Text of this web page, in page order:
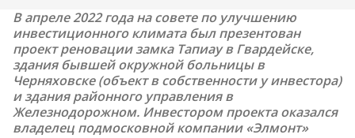
В апреле 2022 года на совете по улучшению
инвестиционного климата был презентован
проект реновации замка Тапиау в Гвардейске,
здания бывшей окружной больницы в
Черняховске (объект в собственности у инвестора)
и здания районного управления в
Железнодорожном. Инвестором проекта оказался
владелец подмосковной компании «Элмонт»